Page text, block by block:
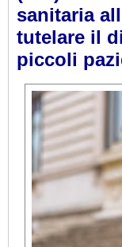
sanitaria
tutelare il
piccoli